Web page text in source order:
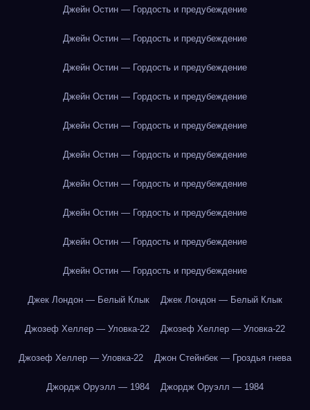
Джейн Остин — Гордость и предубеждение
Джейн Остин — Гордость и предубеждение
Джейн Остин — Гордость и предубеждение
Джейн Остин — Гордость и предубеждение
Джейн Остин — Гордость и предубеждение
Джейн Остин — Гордость и предубеждение
Джейн Остин — Гордость и предубеждение
Джейн Остин — Гордость и предубеждение
Джейн Остин — Гордость и предубеждение
Джейн Остин — Гордость и предубеждение
Джек Лондон — Белый Клык Джек Лондон — Белый Клык
Джозеф Хеллер — Уловка-22 Джозеф Хеллер — Уловка-22
Джозеф Хеллер — Уловка-22 Джон Стейнбек — Гроздья гнева
Джордж Оруэлл — 1984 Джордж Оруэлл — 1984